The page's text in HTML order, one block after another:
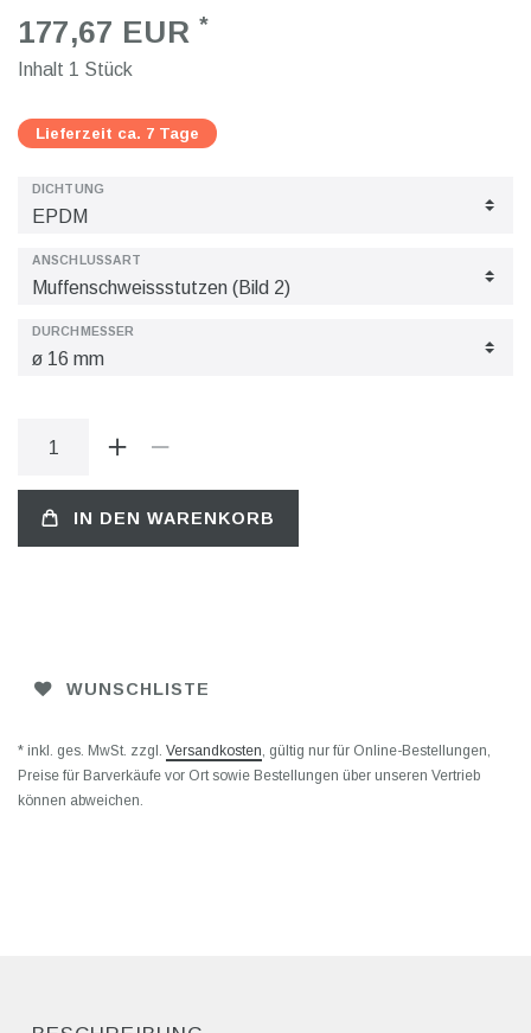
177,67 EUR *
Inhalt 1 Stück
Lieferzeit ca. 7 Tage
DICHTUNG
ANSCHLUSSART
DURCHMESSER
IN DEN WARENKORB
WUNSCHLISTE
* inkl. ges. MwSt. zzgl. Versandkosten, gültig nur für Online-Bestellungen,
Preise für Barverkäufe vor Ort sowie Bestellungen über unseren Vertrieb
können abweichen.